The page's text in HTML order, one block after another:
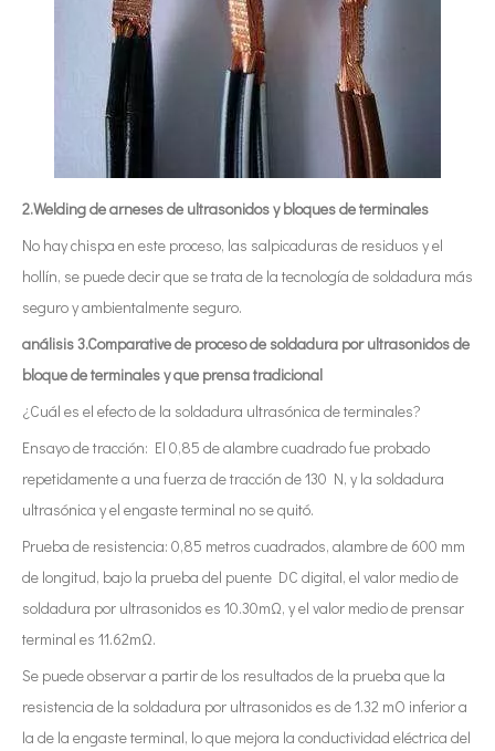
2.Welding de arneses de ultrasonidos y bloques de terminales
No hay chispa en este proceso, las salpicaduras de residuos y el
hollín, se puede decir que se trata de la tecnología de soldadura más
seguro y ambientalmente seguro.
análisis 3.Comparative de proceso de soldadura por ultrasonidos de
bloque de terminales y que prensa tradicional
¿Cuál es el efecto de la soldadura ultrasónica de terminales?
Ensayo de tracción: El 0,85 de alambre cuadrado fue probado
repetidamente a una fuerza de tracción de 130 N, y la soldadura
ultrasónica y el engaste terminal no se quitó.
Prueba de resistencia: 0,85 metros cuadrados, alambre de 600 mm
de longitud, bajo la prueba del puente DC digital, el valor medio de
soldadura por ultrasonidos es 10.30mΩ, y el valor medio de prensar
terminal es 11.62mΩ.
Se puede observar a partir de los resultados de la prueba que la
resistencia de la soldadura por ultrasonidos es de 1.32 mO inferior a
la de la engaste terminal, lo que mejora la conductividad eléctrica del